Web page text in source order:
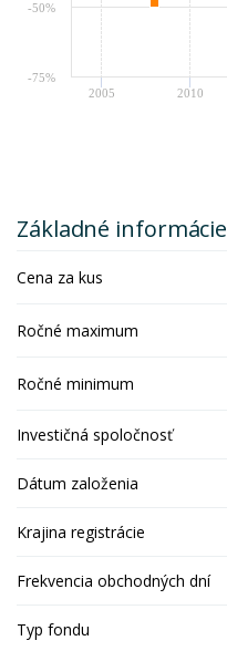
2005 2010
-75%
-50%
Základné informácie
Cena za kus
Ročné maximum
Ročné minimum
Investičná spoločnosť
Dátum založenia
Krajina registrácie
Frekvencia obchodných dní
Typ fondu